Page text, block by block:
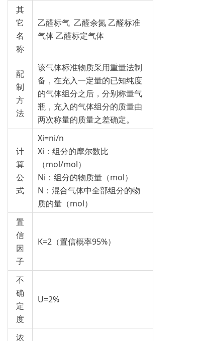
其
它
名
称
乙醛标气 乙醛余氮 乙醛标准
气体 乙醛标定气体
配
制
方
法
该气体标准物质采用重量法制
备，在充入一定量的已知纯度
的气体组分之后，分别称量气
瓶，充入的气体组分的质量由
两次称量的质量之差确定。
计
算
公
式
Xi=ni/n
Xi：组分的摩尔数比
（mol/mol）
Ni：组分的物质量（mol）
N：混合气体中全部组分的物
质的量（mol）
置
信
因
子
K=2（置信概率95%）
不
确
定
度
U=2%
浓